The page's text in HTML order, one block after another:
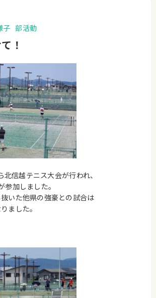
子 部活動
！
信越テニス大会が行われ、
加しました。
いた他県の強豪との試合は
ました。